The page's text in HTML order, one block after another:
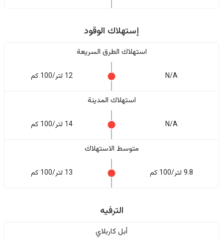
إستهلاك الوقود
استهلاك الطرق السريعة
N/A 12 لتر/100 كم
استهلاك المدينة
N/A 14 لتر/100 كم
متوسط الاستهلاك
9.8 لتر/100 كم 13 لتر/100 كم
الترفيه
أبل كاربلاي